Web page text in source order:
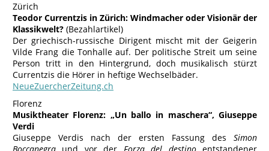
Zürich
Teodor Currentzis in Zürich: Windmacher oder Visionär der
Klassikwelt? (Bezahlartikel)
Der griechisch-russische Dirigent mischt mit der Geigerin
Vilde Frang die Tonhalle auf. Der politische Streit um seine
Person tritt in den Hintergrund, doch musikalisch stürzt
Currentzis die Hörer in heftige Wechselbäder.
NeueZuercherZeitung.ch
Florenz
Musiktheater Florenz: „Un ballo in maschera“, Giuseppe
Verdi
Giuseppe Verdis nach der ersten Fassung des Simon